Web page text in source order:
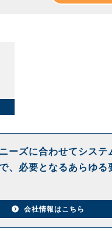
ーズに合わせてシス
、必要となるあらゆ
会社情報はこちら